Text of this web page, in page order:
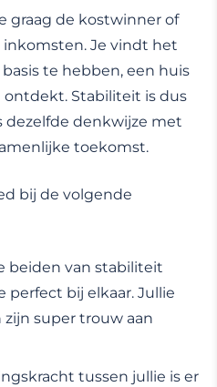
graag de kostwinner of
inkomsten. Je vindt het
te hebben, een huis
ontdekt. Stabiliteit is dus
dezelfde denkwijze met
toekomst.
bij de volgende
beiden van stabiliteit
perfect bij elkaar. Jullie
zijn super trouw aan
tussen jullie is er